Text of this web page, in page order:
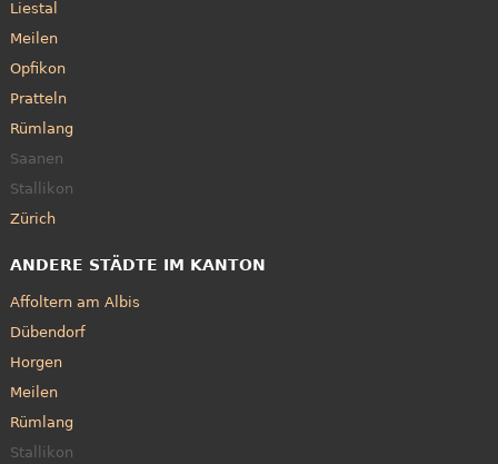
Liestal
Meilen
Opfikon
Pratteln
Rümlang
Saanen
Stallikon
Zürich
ANDERE STÄDTE IM KANTON
Affoltern am Albis
Dübendorf
Horgen
Meilen
Rümlang
Stallikon